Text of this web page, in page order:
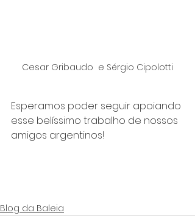
Cesar Gribaudo  e Sérgio Cipolotti
Esperamos poder seguir apoiando
esse belíssimo trabalho de nossos
amigos argentinos!
Blog da Baleia